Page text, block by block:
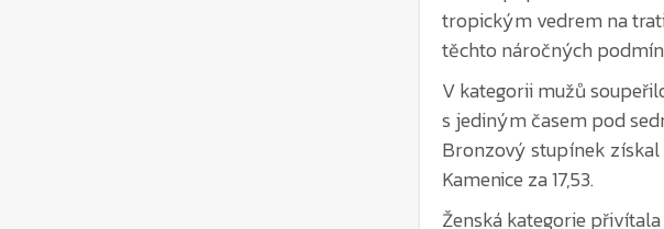
V kategorii mužů
s jediným časem pod
Bronzový stupínek
Kamenice za 17,53.
Ženská kategorie
vybojovaly Ploukonice za
zaznamenal čas 17,25.